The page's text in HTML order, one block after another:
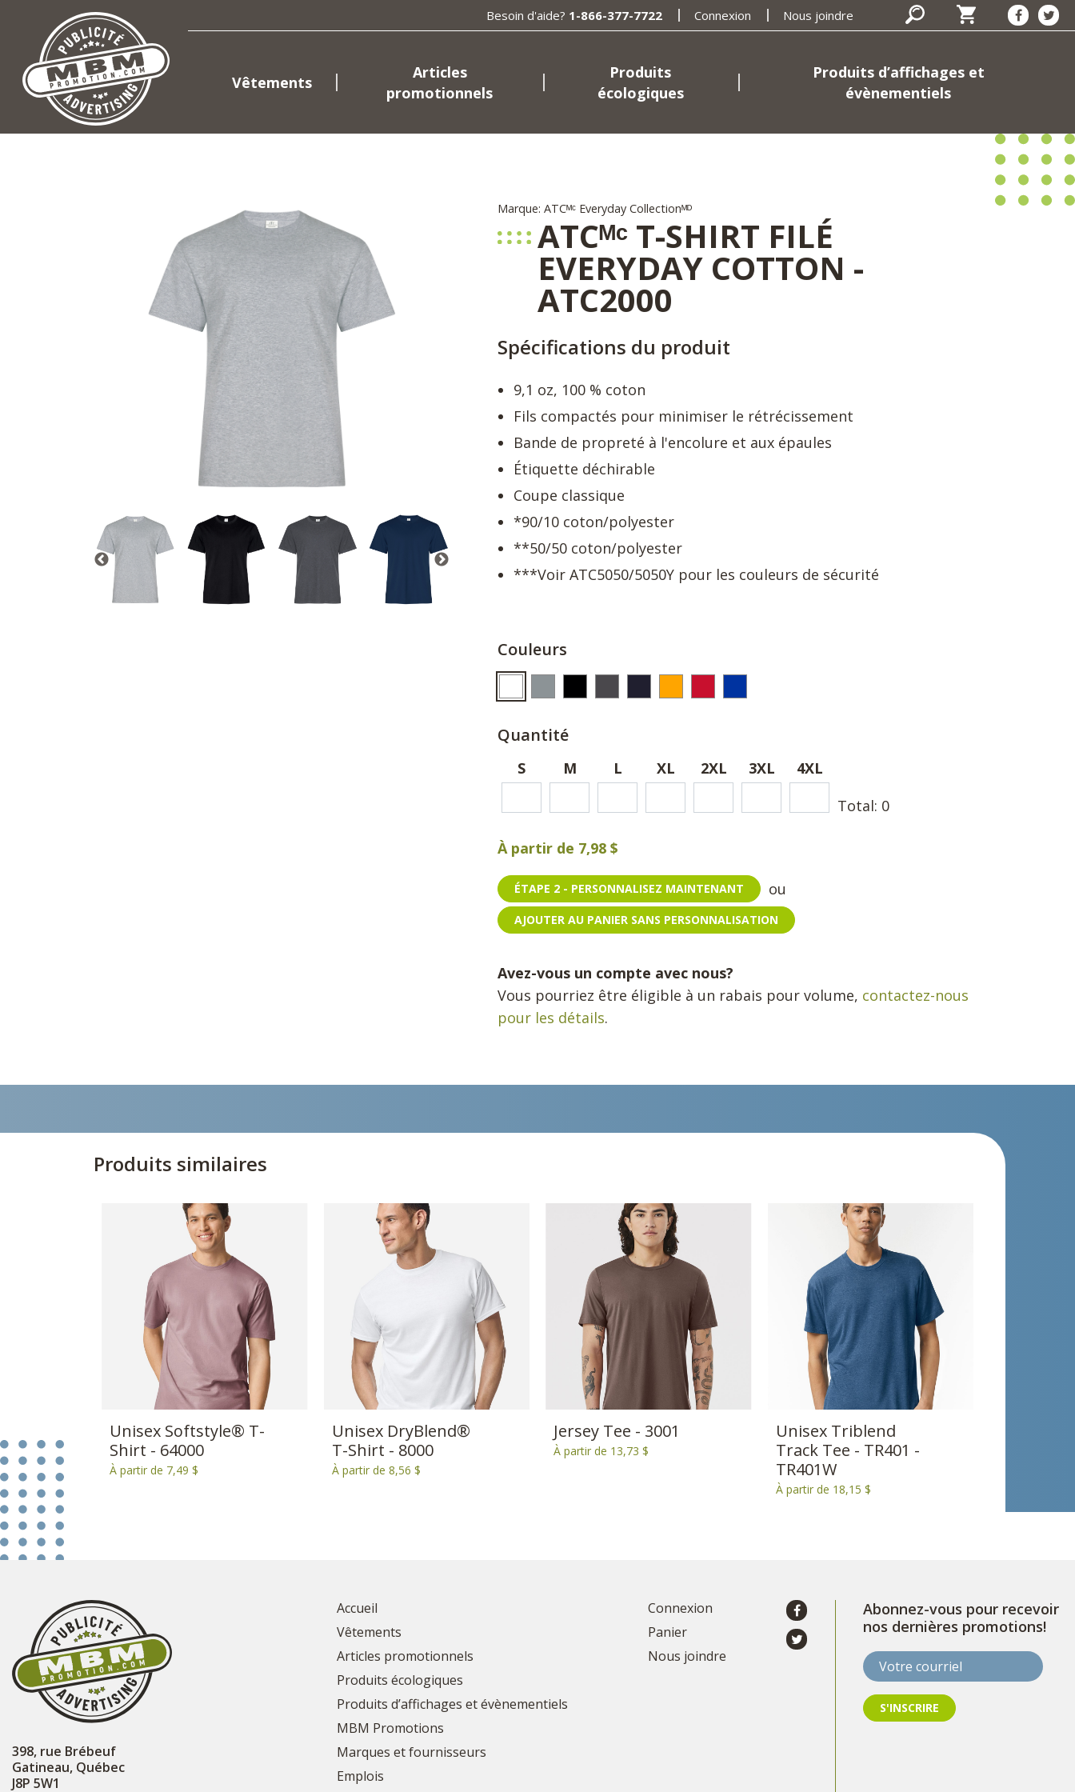
Besoin d'aide? 1-866-377-7722 Connexion Nous joindre
Vêtements
Articles
promotionnels
Produits
écologiques
Produits d’affichages et
évènementiels
Marque: ATCᴹᶜ Everyday Collectionᴹᴰ
ATCᴹᶜ T-SHIRT FILÉ
EVERYDAY COTTON -
ATC2000
Spécifications du produit
9,1 oz, 100 % coton
Fils compactés pour minimiser le rétrécissement
Bande de propreté à l'encolure et aux épaules
Étiquette déchirable
Coupe classique
*90/10 coton/polyester
**50/50 coton/polyester
***Voir ATC5050/5050Y pour les couleurs de sécurité
Couleurs
Quantité
S M L XL 2XL 3XL
4XL
Total: 0
À partir de 7,98 $
ÉTAPE 2 - PERSONNALISEZ MAINTENANT ou
AJOUTER AU PANIER SANS PERSONNALISATION
Avez-vous un compte avec nous?
Vous pourriez être éligible à un rabais pour volume, contactez-nous
pour les détails.
Produits similaires
Unisex Softstyle® T-
Shirt - 64000
À partir de 7,49 $
Unisex DryBlend®
T-Shirt - 8000
À partir de 8,56 $
Jersey Tee - 3001
À partir de 13,73 $
Unisex Triblend
Track Tee - TR401 -
TR401W
À partir de 18,15 $
398, rue Brébeuf
Gatineau, Québec
J8P 5W1
Accueil
Vêtements
Articles promotionnels
Produits écologiques
Produits d’affichages et évènementiels
MBM Promotions
Marques et fournisseurs
Emplois
Connexion
Panier
Nous joindre
Abonnez-vous pour recevoir
nos dernières promotions!
Votre courriel
S'INSCRIRE